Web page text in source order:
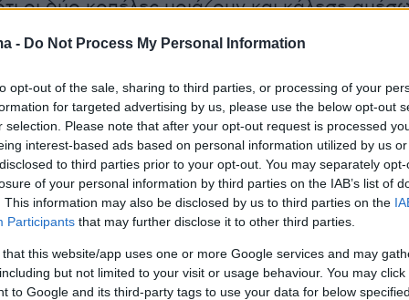
- Do Not Process My Personal Information
opt-out of the sale, sharing to third parties, or processing of your
for targeted advertising by us, please use the below opt-out
selection. Please note that after your opt-out request is processed
interest-based ads based on personal information utilized by us
to third parties prior to your opt-out. You may separately
of your personal information by third parties on the IAB’s list of
This information may also be disclosed by us to third parties on the
Participants that may further disclose it to other third parties.
that this website/app uses one or more Google services and may
but not limited to your visit or usage behaviour. You may
to Google and its third-party tags to use your data for below
οι δύο κοπέλες μοιάζουν και κάλεσε
Το τεστ DNA που ακολούθησε επιβεβαίωσε
είναι αδελφές.
που μεγάλωνε επί 17 χρόνια την
η νεαρή μαθήτρια δόθηκε στις κοινωνικές
να εκδικαστεί η υπόθεση. Η
μάτια κατέθεσε στο δικαστήριο πως το 1996
Τον Απρίλιο του 1997 η 50χρονη κατέθεσε
την συνάντησε στον σιδηροδρομικό σταθμό